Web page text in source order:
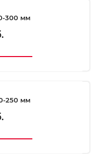
300 мм
250 мм